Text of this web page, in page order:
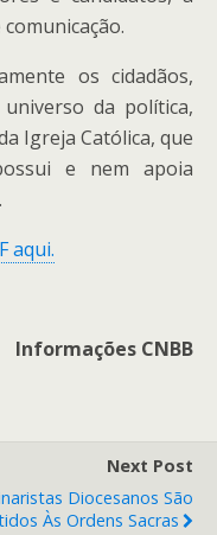
os cidadãos,
da política,
Igreja Católica, que
e nem apoia
aqui.
Informações CNBB
Next Post
Diocesanos São
Às Ordens Sacras